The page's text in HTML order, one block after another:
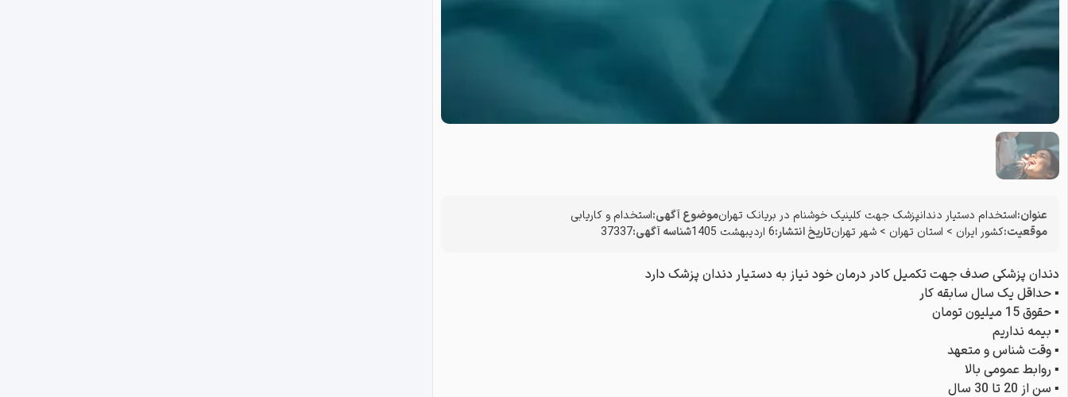
عنوان:استخدام دستیار دندانپزشک جهت کلینیک خوشنام در بریانک تهرانموضوع آگهی:استخدام و کاریابی
موقعیت:کشور ایران > استان تهران > شهر تهرانتاریخ انتشار:6 اردیبهشت 1405 شناسه آگهی:37337
دندان پزشکی صدف جهت تکمیل کادر درمان خود نیاز به دستیار دندان پزشک دارد
▪ حداقل یک سال سابقه کار
▪ حقوق 15 میلیون تومان
▪ بیمه نداریم
▪ وقت شناس و متعهد
▪ روابط عمومی بالا
▪ سن از 20 تا 30 سال